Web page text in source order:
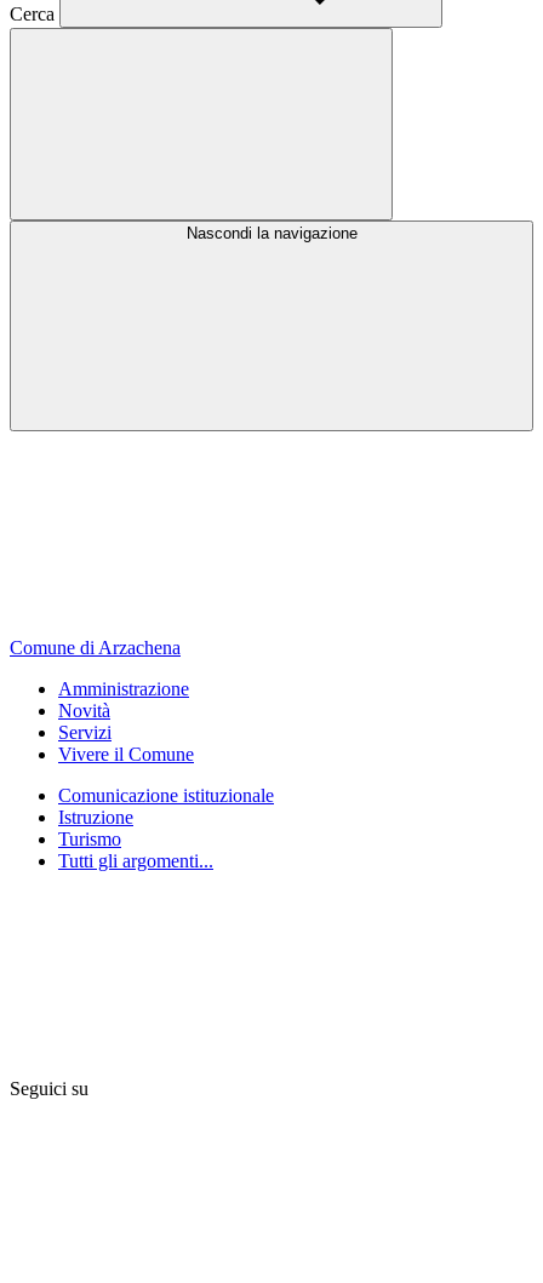
Cerca
Nascondi la navigazione
Comune di Arzachena
Amministrazione
Novità
Servizi
Vivere il Comune
Comunicazione istituzionale
Istruzione
Turismo
Tutti gli argomenti...
Seguici su